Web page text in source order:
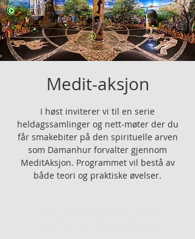
Medit-aksjon
I høst inviterer vi til en serie
heldagssamlinger og nett-møter der du
får smakebiter på den spirituelle arven
som Damanhur forvalter gjennom
MeditAksjon. Programmet vil bestå av
både teori og praktiske øvelser.